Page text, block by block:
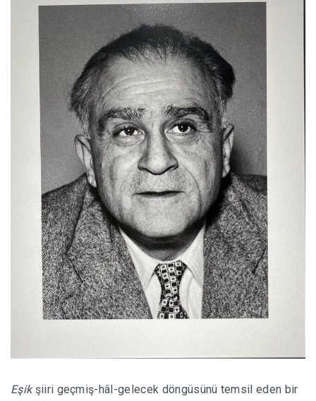
Eşikşiiri geçmiş-hâl-gelecek döngüsünü temsil eden bir